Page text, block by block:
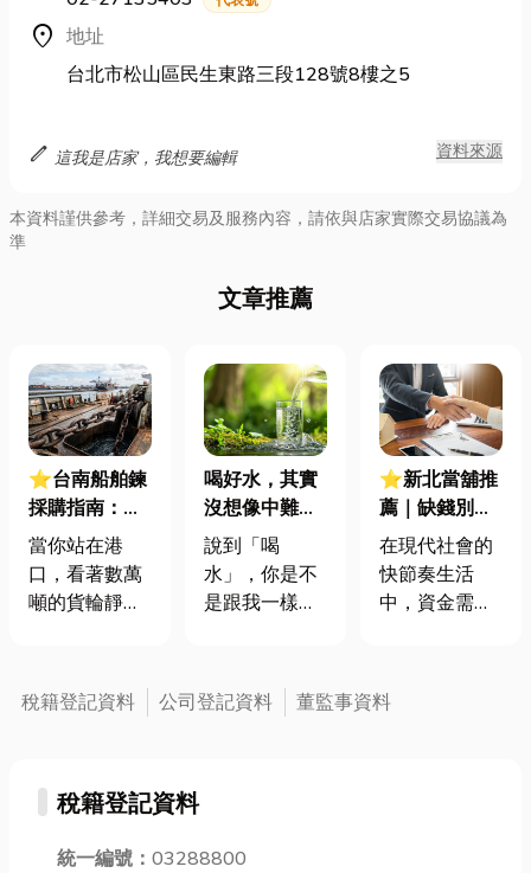
location_on 地址
台北市松山區民生東路三段128號8樓之5
edit 這我是店家，我想要編輯 資料來源
本資料謹供參考，詳細交易及服務內容，請依與店家實際交易協議為
準
文章推薦
⭐台南船舶鍊
採購指南：從
規格挑選到專
業廠商推薦，
一篇就看懂！
當你站在港
口，看著數萬
噸的貨輪靜靜
想過，在那深
不見底的海水
勁的洋流與陣
僅僅是那個巨
喝好水，其實
沒想像中難
——濾水器、
淨水器和RO濾
心怎麼選？
說到「喝
水」，你是不
是跟我一樣，
在的環境雖然
進步很多，但
孩、長輩，或
⭐新北當舖推
薦｜缺錢別
慌！新北人必
看當舖借款項
目全攻略
在現代社會的
快節奏生活
中，資金需求
如其來的醫療
費用、日常家
稅籍登記資料 公司登記資料 董監事資料
稅籍登記資料
統一編號： 03288800